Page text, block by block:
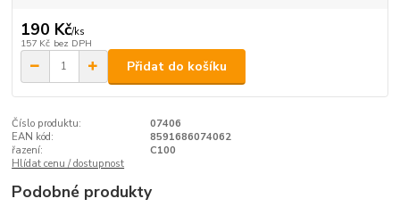
190 Kč/ks
157 Kč bez DPH
Přidat do košíku
Číslo produktu:
07406
EAN kód:
8591686074062
řazení:
C100
Hlídat cenu / dostupnost
Podobné produkty